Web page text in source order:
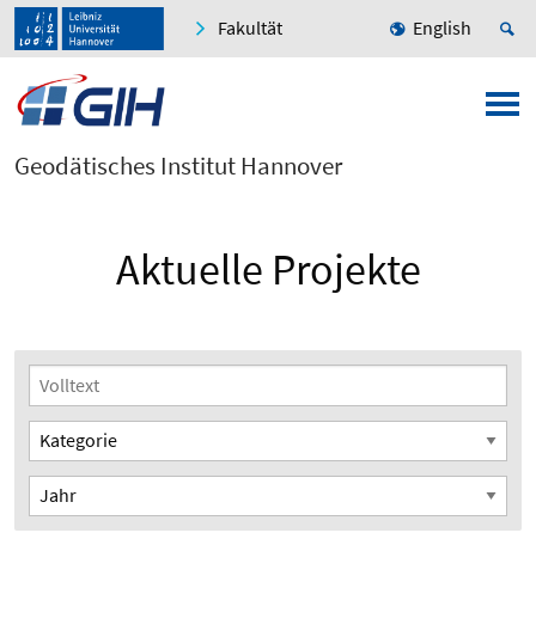
Fakultät English
Geodätisches Institut Hannover
Aktuelle Projekte